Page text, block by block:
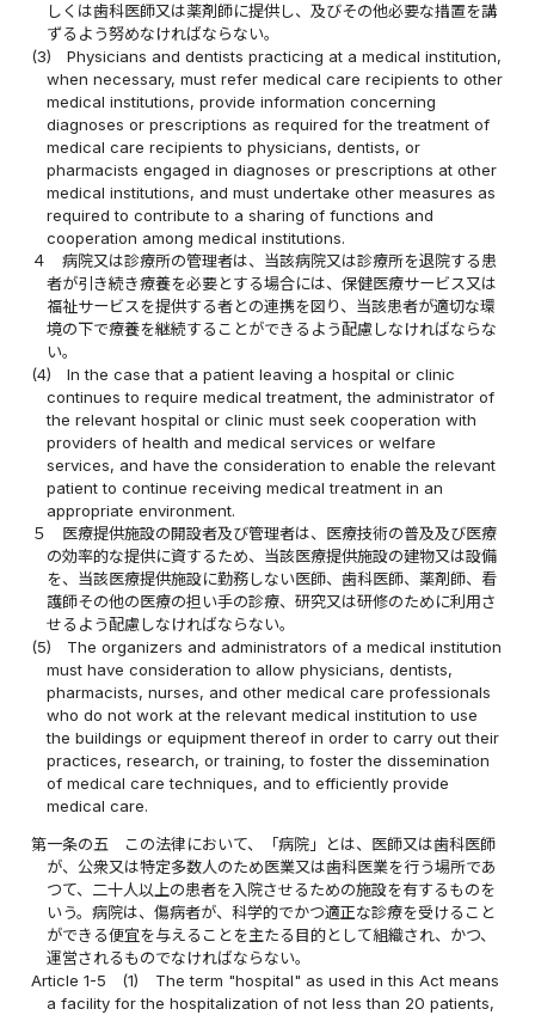
しくは歯科医師又は薬剤師に提供し、及びその他必要な措置を講
ずるよう努めなければならない。
(3)
Physicians and dentists practicing at a medical institution,
when necessary, must refer medical care recipients to other
medical institutions, provide information concerning
diagnoses or prescriptions as required for the treatment of
medical care recipients to physicians, dentists, or
pharmacists engaged in diagnoses or prescriptions at other
medical institutions, and must undertake other measures as
required to contribute to a sharing of functions and
cooperation among medical institutions.
４
病院又は診療所の管理者は、当該病院又は診療所を退院する患
者が引き続き療養を必要とする場合には、保健医療サービス又は
福祉サービスを提供する者との連携を図り、当該患者が適切な環
境の下で療養を継続することができるよう配慮しなければならな
い。
(4)
In the case that a patient leaving a hospital or clinic
continues to require medical treatment, the administrator of
the relevant hospital or clinic must seek cooperation with
providers of health and medical services or welfare
services, and have the consideration to enable the relevant
patient to continue receiving medical treatment in an
appropriate environment.
５
医療提供施設の開設者及び管理者は、医療技術の普及及び医療
の効率的な提供に資するため、当該医療提供施設の建物又は設備
を、当該医療提供施設に勤務しない医師、歯科医師、薬剤師、看
護師その他の医療の担い手の診療、研究又は研修のために利用さ
せるよう配慮しなければならない。
(5)
The organizers and administrators of a medical institution
must have consideration to allow physicians, dentists,
pharmacists, nurses, and other medical care professionals
who do not work at the relevant medical institution to use
the buildings or equipment thereof in order to carry out their
practices, research, or training, to foster the dissemination
of medical care techniques, and to efficiently provide
medical care.
第一条の五
この法律において、「病院」とは、医師又は歯科医師
が、公衆又は特定多数人のため医業又は歯科医業を行う場所であ
つて、二十人以上の患者を入院させるための施設を有するものを
いう。病院は、傷病者が、科学的でかつ適正な診療を受けること
ができる便宜を与えることを主たる目的として組織され、かつ、
運営されるものでなければならない。
Article 1-5
(1)
The term "hospital" as used in this Act means
a facility for the hospitalization of not less than 20 patients,